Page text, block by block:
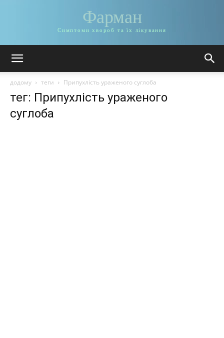
Фарман
Симптоми хвороб та їх лікування
додому теги Припухлість ураженого суглоба
тег: Припухлість ураженого
суглоба